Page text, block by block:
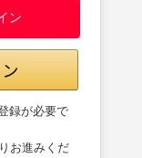
ン
録が必要で
お進みくだ